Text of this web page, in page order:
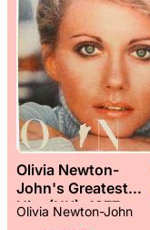
Olivia Newton-
John's Greatest
Hits (UK), 1977
Olivia Newton-John